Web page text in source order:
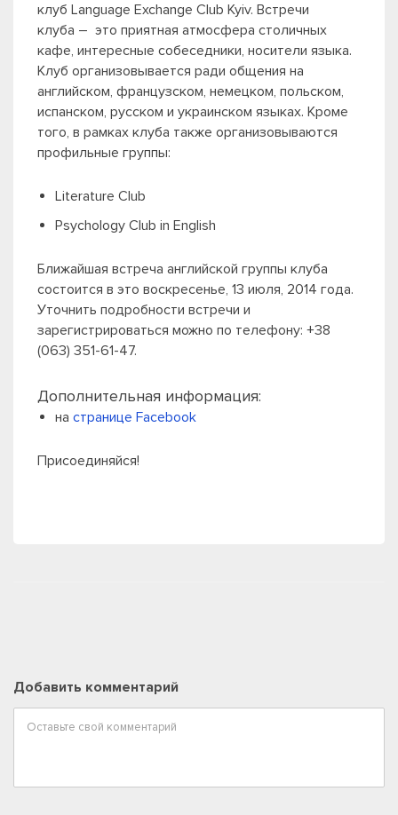
клуб Language Exchange Club Kyiv. Встречи
клуба – это приятная атмосфера столичных
кафе, интересные собеседники, носители языка.
Клуб организовывается ради общения на
английском, французском, немецком, польском,
испанском, русском и украинском языках. Кроме
того, в рамках клуба также организовываются
профильные группы:
Literature Club
Psychology Club in English
Ближайшая встреча английской группы клуба
состоится в это воскресенье, 13 июля, 2014 года.
Уточнить подробности встречи и
зарегистрироваться можно по телефону: +38
(063) 351-61-47.
Дополнительная информация:
на странице Facebook
Присоединяйся!
Добавить комментарий